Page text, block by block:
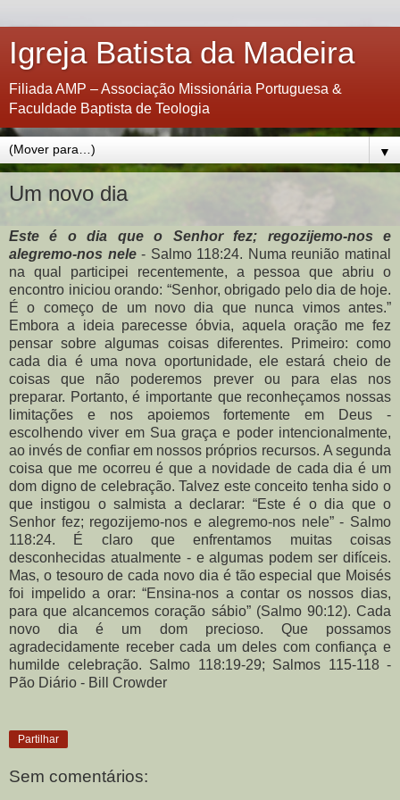
Igreja Batista da Madeira
Filiada AMP – Associação Missionária Portuguesa &
Faculdade Baptista de Teologia
▼
Um novo dia
Este é o dia que o Senhor fez; regozijemo-nos e
alegremo-nos nele- Salmo 118:24. Numa reunião matinal
na qual participei recentemente, a pessoa que abriu o
encontro iniciou orando: “Senhor, obrigado pelo dia de hoje.
É o começo de um novo dia que nunca vimos antes.”
Embora a ideia parecesse óbvia, aquela oração me fez
pensar sobre algumas coisas diferentes. Primeiro: como
cada dia é uma nova oportunidade, ele estará cheio de
coisas que não poderemos prever ou para elas nos
preparar. Portanto, é importante que reconheçamos nossas
limitações e nos apoiemos fortemente em Deus -
escolhendo viver em Sua graça e poder intencionalmente,
ao invés de confiar em nossos próprios recursos. A segunda
coisa que me ocorreu é que a novidade de cada dia é um
dom digno de celebração. Talvez este conceito tenha sido o
que instigou o salmista a declarar: “Este é o dia que o
Senhor fez; regozijemo-nos e alegremo-nos nele” - Salmo
118:24. É claro que enfrentamos muitas coisas
desconhecidas atualmente - e algumas podem ser difíceis.
Mas, o tesouro de cada novo dia é tão especial que Moisés
foi impelido a orar: “Ensina-nos a contar os nossos dias,
para que alcancemos coração sábio” (Salmo 90:12). Cada
novo dia é um dom precioso. Que possamos
agradecidamente receber cada um deles com confiança e
humilde celebração. Salmo 118:19-29; Salmos 115-118 -
Pão Diário - Bill Crowder
Partilhar
Sem comentários: